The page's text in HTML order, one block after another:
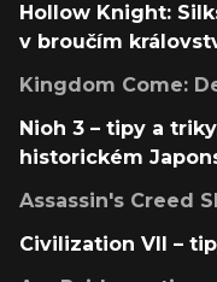
Hollow Knight:
v broučím
Kingdom Come:
Nioh 3 – tipy a
historickém
Assassin's Creed
Civilization VII –